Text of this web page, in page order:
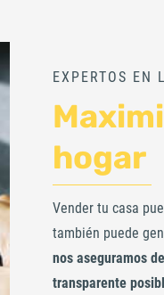
EXPERTOS EN
hogar
Vender tu casa
también puede
nos aseguramos
transparente